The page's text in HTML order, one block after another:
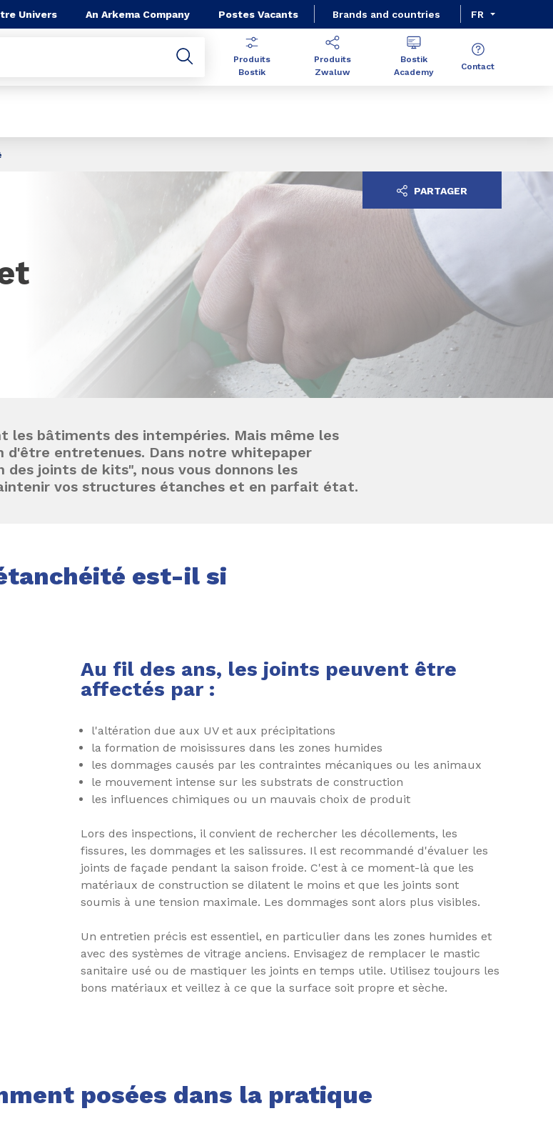
Univers An Arkema Company Postes Vacants Brands and countries FR
Produits
Bostik
Produits
Zwaluw
Bostik
Academy
Contact
PARTAGER
les bâtiments des intempéries. Mais même les
d'être entretenues. Dans notre whitepaper
joints de kits", nous vous donnons les
vos structures étanches et en parfait état.
est-il si
Au fil des ans, les joints peuvent être
affectés par :
l'altération due aux UV et aux précipitations
la formation de moisissures dans les zones humides
les dommages causés par les contraintes mécaniques ou les animaux
le mouvement intense sur les substrats de construction
les influences chimiques ou un mauvais choix de produit
Lors des inspections, il convient de rechercher les décollements, les
fissures, les dommages et les salissures. Il est recommandé d'évaluer les
joints de façade pendant la saison froide. C'est à ce moment-là que les
matériaux de construction se dilatent le moins et que les joints sont
soumis à une tension maximale. Les dommages sont alors plus visibles.
Un entretien précis est essentiel, en particulier dans les zones humides et
avec des systèmes de vitrage anciens. Envisagez de remplacer le mastic
sanitaire usé ou de mastiquer les joints en temps utile. Utilisez toujours les
bons matériaux et veillez à ce que la surface soit propre et sèche.
posées dans la pratique